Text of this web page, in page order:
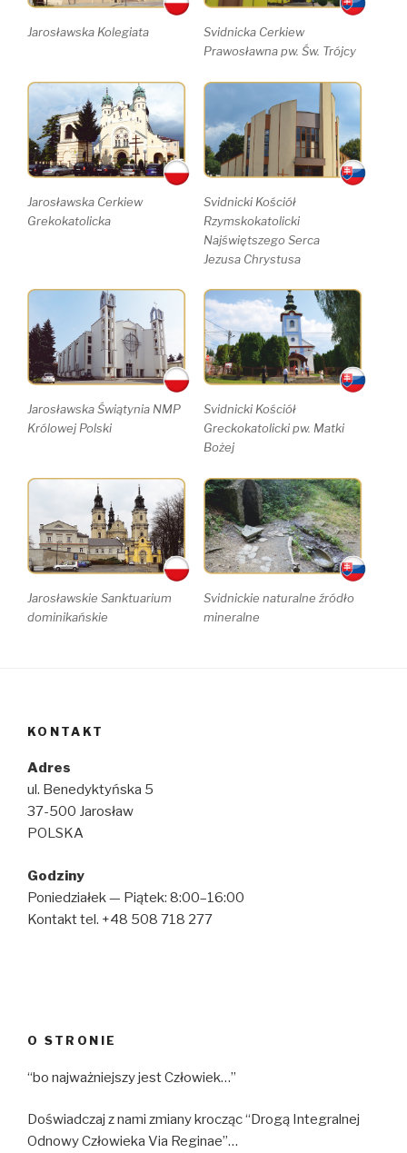
Jarosławska Kolegiata
Svidnicka Cerkiew
Prawosławna pw. Św. Trójcy
Jarosławska Cerkiew
Grekokatolicka
Svidnicki Kościół
Rzymskokatolicki
Najświętszego Serca
Jezusa Chrystusa
Jarosławska Świątynia NMP
Królowej Polski
Svidnicki Kościół
Greckokatolicki pw. Matki
Bożej
Jarosławskie Sanktuarium
dominikańskie
Svidnickie naturalne źródło
mineralne
KONTAKT
Adres
ul. Benedyktyńska 5
37-500 Jarosław
POLSKA
Godziny
Poniedziałek — Piątek: 8:00–16:00
Kontakt tel. +48 508 718 277
O STRONIE
“bo najważniejszy jest Człowiek…”
Doświadczaj z nami zmiany krocząc “Drogą Integralnej
Odnowy Człowieka Via Reginae”…